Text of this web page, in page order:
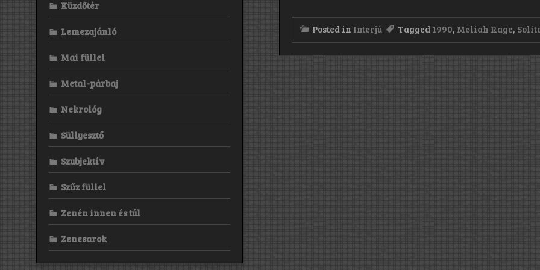
Posted in Interjú Tagged 1990, Meliah Rage,
Küzdőtér
Lemezajánló
Mai füllel
Metal-párbaj
Nekrológ
Süllyesztő
Szubjektív
Szűz füllel
Zenén innen és túl
Zenesarok